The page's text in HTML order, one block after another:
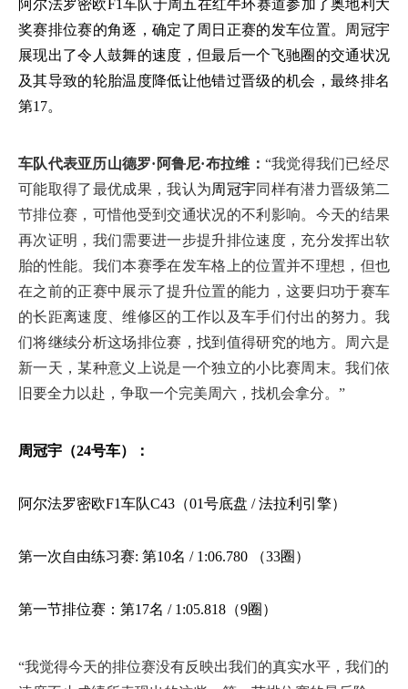
阿尔法罗密欧F1车队于周五在红牛环赛道参加了奥地利大
奖赛排位赛的角逐，确定了周日正赛的发车位置。周冠宇
展现出了令人鼓舞的速度，但最后一个飞驰圈的交通状况
及其导致的轮胎温度降低让他错过晋级的机会，最终排名
第17。
车队代表亚历山德罗·阿鲁尼·布拉维： “我觉得我们已经尽
可能取得了最优成果，我认为周冠宇同样有潜力晋级第二
节排位赛，可惜他受到交通状况的不利影响。今天的结果
再次证明，我们需要进一步提升排位速度，充分发挥出软
胎的性能。我们本赛季在发车格上的位置并不理想，但也
在之前的正赛中展示了提升位置的能力，这要归功于赛车
的长距离速度、维修区的工作以及车手们付出的努力。我
们将继续分析这场排位赛，找到值得研究的地方。周六是
新一天，某种意义上说是一个独立的小比赛周末。我们依
旧要全力以赴，争取一个完美周六，找机会拿分。 ”
周冠宇（24号车）：
阿尔法罗密欧F1车队C43（01号底盘 / 法拉利引擎）
第一次自由练习赛: 第10名 / 1:06.780 （33圈）
第一节排位赛：第17名 / 1:05.818（9圈）
“我觉得今天的排位赛没有反映出我们的真实水平，我们的